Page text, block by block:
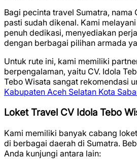
Bagi pecinta travel Sumatra, nama
pasti sudah dikenal. Kami
penuh dedikasi, menyediakan
dengan berbagai pilihan armada
Untuk rute ini, kami memiliki
berpengalaman, yaitu CV. Idola
Tebo Wisata sangat rekomendasi
Kabupaten Aceh Selatan Kota
Loket Travel CV Idola Tebo
Kami memiliki banyak cabang
di berbagai daerah di Sumatra.
Anda kunjungi antara lain: